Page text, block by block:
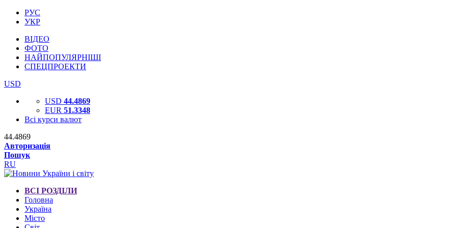
РУС
УКР
ВІДЕО
ФОТО
НАЙПОПУЛЯРНІШІ
СПЕЦПРОЕКТИ
USD
USD 44.4869
EUR 51.3348
Всі курси валют
44.4869
Авторизація
Пошук
RU
ВСІ РОЗДІЛИ
Головна
Україна
Місто